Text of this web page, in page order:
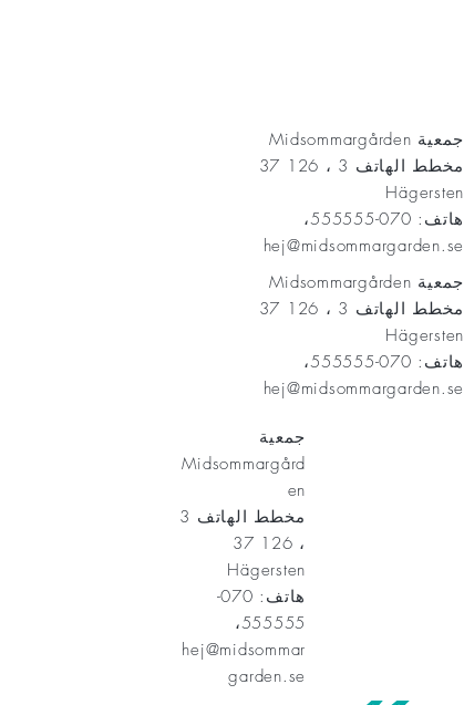
جمعية Midsommargården
مخطط الهاتف 3 ، 126 37
Hägersten
هاتف: 070-555555،
hej@midsommargarden.se
جمعية Midsommargården
مخطط الهاتف 3 ، 126 37
Hägersten
هاتف: 070-555555،
hej@midsommargarden.se
جمعية
Midsommargård
en
مخطط الهاتف 3
، 126 37
Hägersten
هاتف: 070-
555555،
hej@midsommar
garden.se